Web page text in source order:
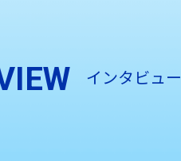
インタビュー